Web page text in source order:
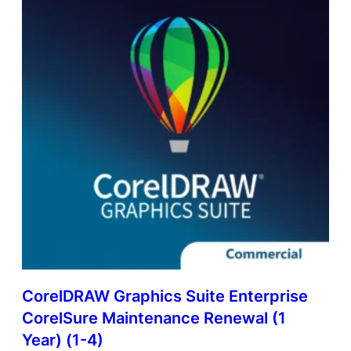
CorelDRAW Graphics Suite Enterprise
CorelSure Maintenance Renewal (1
Year) (1-4)